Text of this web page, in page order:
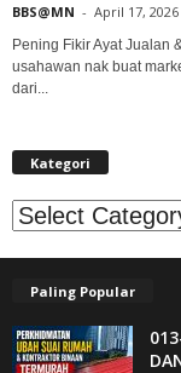
BBS@MN - April 17, 2026
Pening Fikir Ayat Jualan
usahawan nak buat
dari...
Kategori
Kategori
Paling Popular